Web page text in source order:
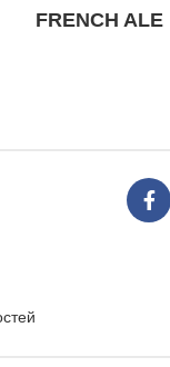
FRENCH ALE